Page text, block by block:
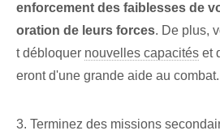
enforcement des faiblesses de
oration de leurs forces. De plus,
t débloquer nouvelles capacités et
eront d'une grande aide au combat.
3. Terminez des missions